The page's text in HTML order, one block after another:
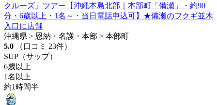
クルーズ』ツアー【沖縄本島北部｜本部町「備瀬」・約90
分・6歳以上・1名～・当日電話申込可】★備瀬のフクギ並木
入口に店舗
沖縄県 > 恩納・名護・本部 > 本部町
5.0
（口コミ 23件）
SUP（サップ）
6歳以上
1名以上
約1時間半